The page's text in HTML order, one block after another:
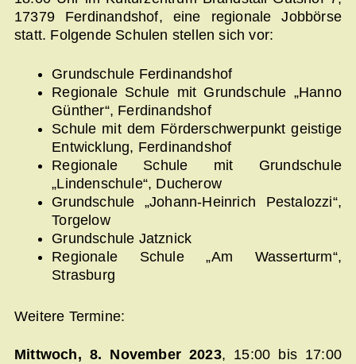
17379 Ferdinandshof, eine regionale Jobbörse
statt. Folgende Schulen stellen sich vor:
Grundschule Ferdinandshof
Regionale Schule mit Grundschule „Hanno
Günther“, Ferdinandshof
Schule mit dem Förderschwerpunkt geistige
Entwicklung, Ferdinandshof
Regionale Schule mit Grundschule
„Lindenschule“, Ducherow
Grundschule „Johann-Heinrich Pestalozzi“,
Torgelow
Grundschule Jatznick
Regionale Schule „Am Wasserturm“,
Strasburg
Weitere Termine:
Mittwoch, 8. November 2023, 15:00 bis 17:00